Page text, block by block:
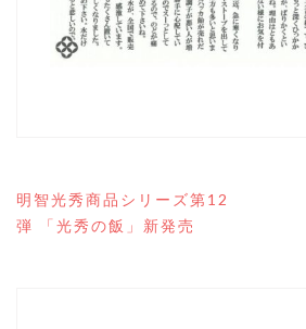
投
稿
ナ
明智光秀商品シリーズ第12
弾 「光秀の飯」新発売